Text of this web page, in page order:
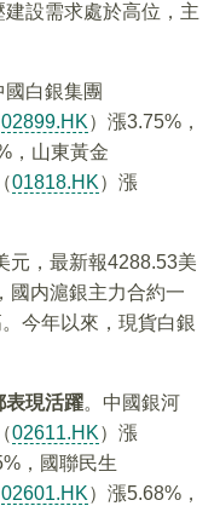
設需求處於高位，主
國白銀集團
02899.HK）漲3.75%，
，山東黃金
01818.HK）漲
元，最新報4288.53美
國内滬銀主力合約一
今年以來，現貨白銀
表現活躍。中國銀河
02611.HK）漲
，國聯民生
02601.HK）漲5.68%，